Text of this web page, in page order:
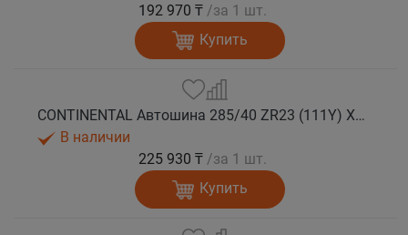
192 970 ₸ /за 1 шт.
Купить
CONTINENTAL Автошина 285/40 ZR23 (111Y) XL FR SportContact 7 лето
В наличии
225 930 ₸ /за 1 шт.
Купить